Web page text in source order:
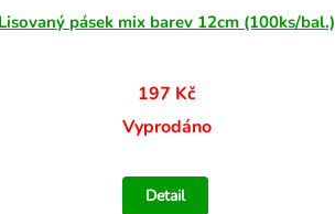
Lisovaný pásek mix barev 12cm (100ks/bal.)
197 Kč
Vyprodáno
Detail